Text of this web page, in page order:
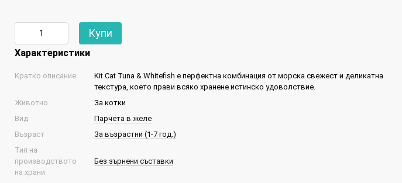
Купи
Характеристики
Кратко описание
Kit Cat Tuna & Whitefish е перфектна комбинация от морска свежест и деликатна
текстура, което прави всяко хранене истинско удоволствие.
Животно
За котки
Вид
Парчета в желе
Възраст
За възрастни (1-7 год.)
Тип на
производството
на храни
Без зърнени съставки